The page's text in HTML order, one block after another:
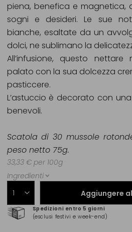
Aggiungere
Spedizioni entro 5 giorni
(esclusi festivi e week-end)
piena, benefica e magnetica,
sogni e desideri. Le sue
bianche, esaltate da un
dolci, ne sublimano la
All’infusione, questo
palato con la sua dolcezza
pasticcere.
L’astuccio è decorato con
benevoli.
Scatola di 30 mussole
peso netto 75g.
33,33 € per 100g
Ingredienti